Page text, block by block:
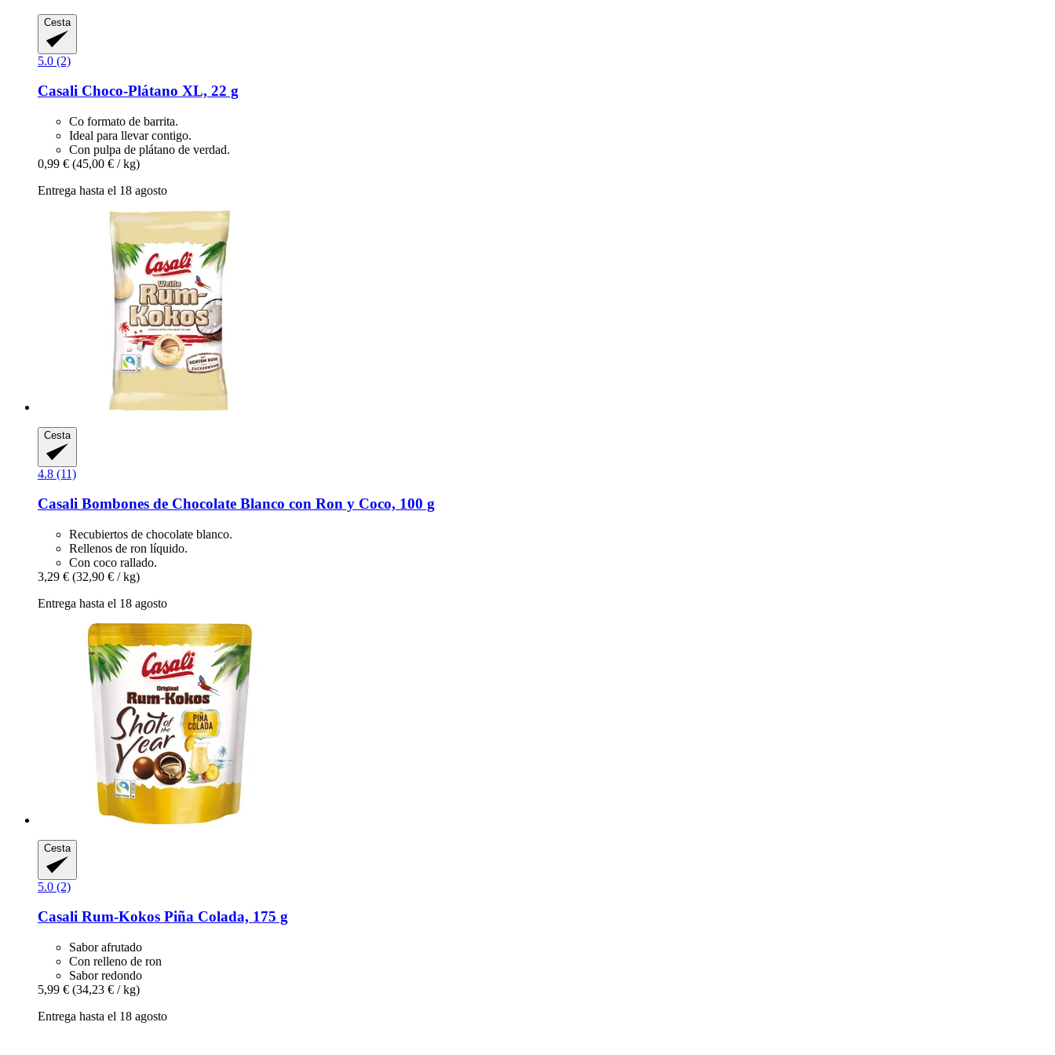
Cesta
5.0 (2)
Casali Choco-​Plátano XL, 22 g
Co formato de barrita.
Ideal para llevar contigo.
Con pulpa de plátano de verdad.
0,99 € (45,00 € / kg)
Entrega hasta el 18 agosto
Cesta
4.8 (11)
Casali Bombones de Chocolate Blanco con Ron y Coco, 100 g
Recubiertos de chocolate blanco.
Rellenos de ron líquido.
Con coco rallado.
3,29 € (32,90 € / kg)
Entrega hasta el 18 agosto
Cesta
5.0 (2)
Casali Rum-​Kokos Piña Colada, 175 g
Sabor afrutado
Con relleno de ron
Sabor redondo
5,99 € (34,23 € / kg)
Entrega hasta el 18 agosto